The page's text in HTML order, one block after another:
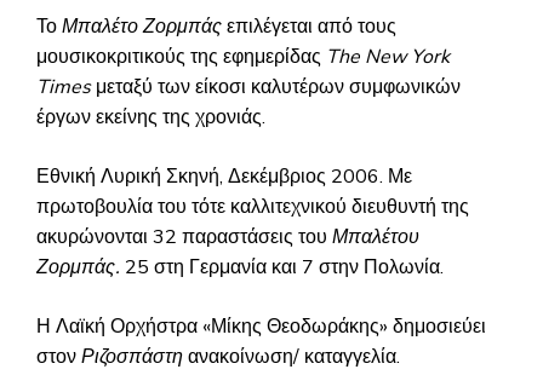
ΤοΜπαλέτο Ζορμπάςεπιλέγεται από τους
μουσικοκριτικούς της εφημερίδας The New York
Timesμεταξύ των είκοσι καλυτέρων συμφωνικών
έργων εκείνης της χρονιάς.
Εθνική Λυρική Σκηνή, Δεκέμβριος 2006. Με
πρωτοβουλία του τότε καλλιτεχνικού διευθυντή της
ακυρώνονται 32 παραστάσεις του Μπαλέτου
Ζορμπάς. 25 στη Γερμανία και 7 στην Πολωνία.
Η Λαϊκή Ορχήστρα «Μίκης Θεοδωράκης» δημοσιεύει
στονΡιζοσπάστηανακοίνωση/ καταγγελία.